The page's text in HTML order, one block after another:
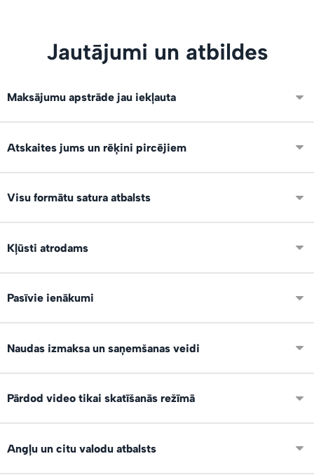
Jautājumi un atbildes
Maksājumu apstrāde jau iekļauta
Integrēti VISA, Mastercard un Swedbank maksājumi. Neko
papildus nevajag konfigurēt.
Atskaites jums un rēķini pircējiem
Ir pieejamas atskaites par visiem darījumiem un skatījumu,
pirkumu un lejupielāžu statistika. Eksports uz XLS par
Visu formātu satura atbalsts
Mēs atbalstam visus failu formātus un izmērus: foto, video,
audio, dokumentus, prezentācijas, grāmatas, vektorus un
Kļūsti atrodams
Mēs varam demonstrēt tavus produktus arī citiem servisa
lietotājiem publiskajā satura tirgū un sociālajos tīklos!
Pasīvie ienākumi
Ierīko savu digitālo veikalu, izvieto noderīgu saturu,
apraksti un pelni 24/7 atrodoties jebkur!
Naudas izmaksa un saņemšanas veidi
Pēc pirkuma, nauda un viso darījumi uzskaitās tavā lietotāja
kontā. Naudu vari pieprasīt saņemt uz IBAN kontu vai
Pārdod video tikai skatīšanās režīmā
Jā, var pārdot video tikai skatīšanās režīmā, bez
lejupielādes. Saturs ir pieejams tikai pircēja kontā, uzreiz
Angļu un citu valodu atbalsts